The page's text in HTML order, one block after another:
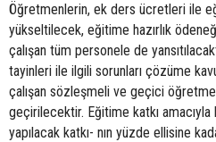
Öğretmenlerin, ek ders ücretleri ile
yükseltilecek, eğitime hazırlık
çalışan tüm personele de
tayinleri ile ilgili sorunları çözüme
çalışan sözleşmeli ve geçici
geçirilecektir. Eğitime katkı
yapılacak katkı- nın yüzde ellisine